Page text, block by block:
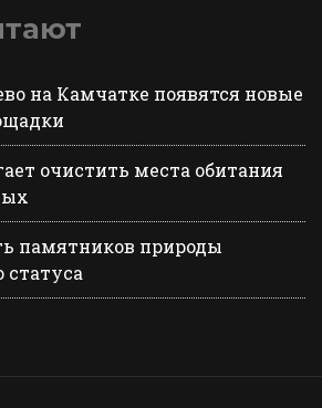
на Камчатке появятся новые
очистить места обитания
памятников природы
статуса